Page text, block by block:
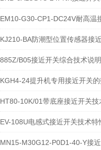
885Z/B05接近开关综合技术说明